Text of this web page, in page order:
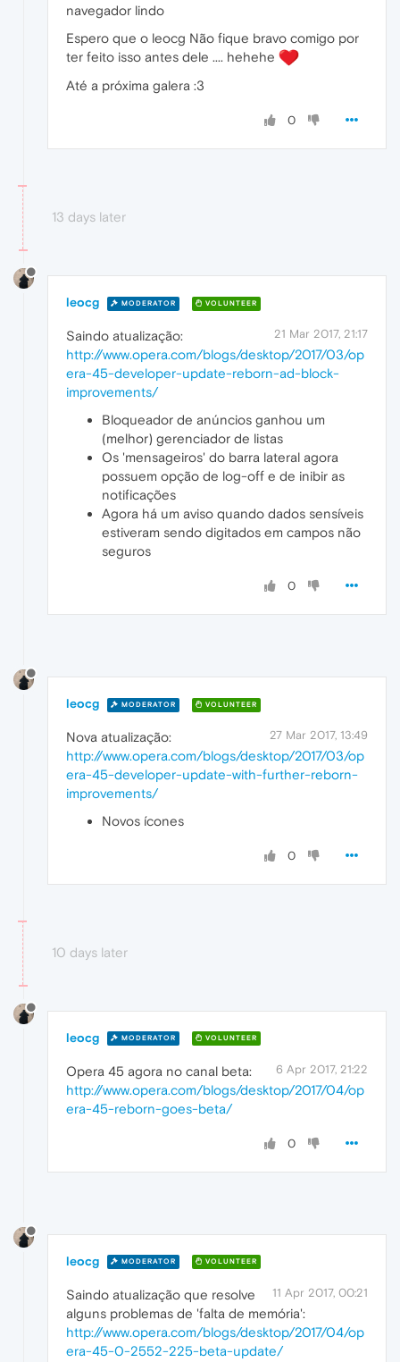
navegador lindo
Espero que o leocg Não fique bravo comigo por
ter feito isso antes dele .... hehehe
Até a próxima galera :3
0
13 days later
leocg MODERATOR VOLUNTEER
21 Mar 2017, 21:17
Saindo atualização:
http://www.opera.com/blogs/desktop/2017/03/op
era-45-developer-update-reborn-ad-block-
improvements/
Bloqueador de anúncios ganhou um
(melhor) gerenciador de listas
Os 'mensageiros' do barra lateral agora
possuem opção de log-off e de inibir as
notificações
Agora há um aviso quando dados sensíveis
estiveram sendo digitados em campos não
seguros
0
leocg MODERATOR VOLUNTEER
27 Mar 2017, 13:49
Nova atualização:
http://www.opera.com/blogs/desktop/2017/03/op
era-45-developer-update-with-further-reborn-
improvements/
Novos ícones
0
10 days later
leocg MODERATOR VOLUNTEER
6 Apr 2017, 21:22
Opera 45 agora no canal beta:
http://www.opera.com/blogs/desktop/2017/04/op
era-45-reborn-goes-beta/
0
leocg MODERATOR VOLUNTEER
11 Apr 2017, 00:21
Saindo atualização que resolve
alguns problemas de 'falta de memória':
http://www.opera.com/blogs/desktop/2017/04/op
era-45-0-2552-225-beta-update/